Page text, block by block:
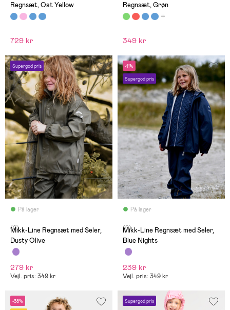
Regnsæt, Oat Yellow
729 kr
Regnsæt, Grøn
349 kr
Supergod pris
På lager
(0)
Mikk-Line Regnsæt med Seler,
Dusty Olive
279 kr
Vejl. pris: 349 kr
-11%
Supergod pris
På lager
(0)
Mikk-Line Regnsæt med Seler,
Blue Nights
239 kr
Vejl. pris: 349 kr
-38% Supergod pris